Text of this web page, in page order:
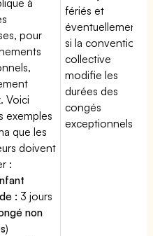
pour
Voici
exemples
que les
doivent
:
: 3 jours
non
)
fériés et
éventuellement
si la convention
collective
modifie les
durées des
congés
exceptionnels.